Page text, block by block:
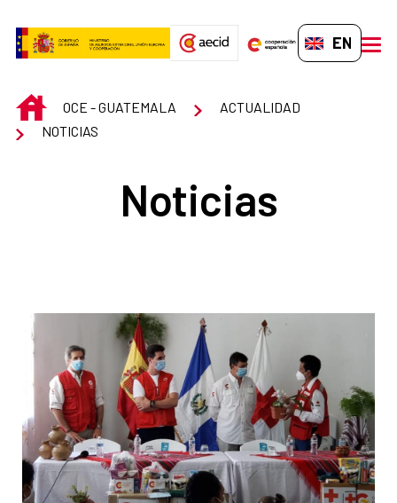
EN-GB
INICIOOCE - GUATEMALA
ACTUALIDAD
NOTICIAS
Noticias